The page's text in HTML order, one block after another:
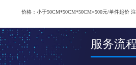
价格：小于50CM*50CM*50CM=500元/单件起价
服务流